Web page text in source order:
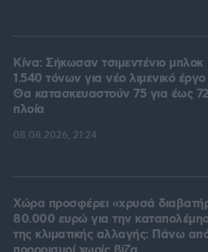
Κίνα: Σήκωσαν τσιμεντένιο μπλοκ
1.540 τόνων για νέο λιμενικό
Θα κατασκευαστούν 75 για έως 72
πλοία
08.08.2026, 21:24
Χώρα προσφέρει «χρυσά
80.000 ευρώ για την
της κλιματικής αλλαγής: Πάνω